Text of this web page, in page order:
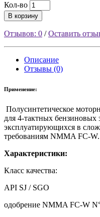
Кол-во
В корзину
Отзывов: 0 /Оставить
Описание
Отзывы (0)
Применение:
Полусинтетическое
для 4-тактных бензиновых
эксплуатирующихся в
требованиям NMMA FC-W.
Характеристики:
Класс качества:
API SJ / SGО
одобрение NMMA FC-W